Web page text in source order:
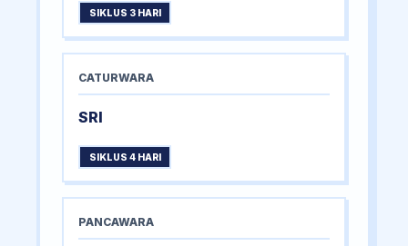
SIKLUS 3 HARI
CATURWARA
SRI
SIKLUS 4 HARI
PANCAWARA